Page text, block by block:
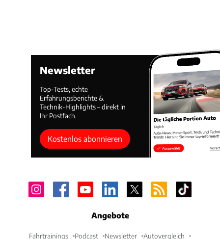
Newsletter
Top-Tests, echte
Erfahrungsberichte &
Technik-Highlights – direkt in
Ihr Postfach.
Kostenlos abonnieren
Angebote
Fahrtrainings Podcast Newsletter Autovergleich